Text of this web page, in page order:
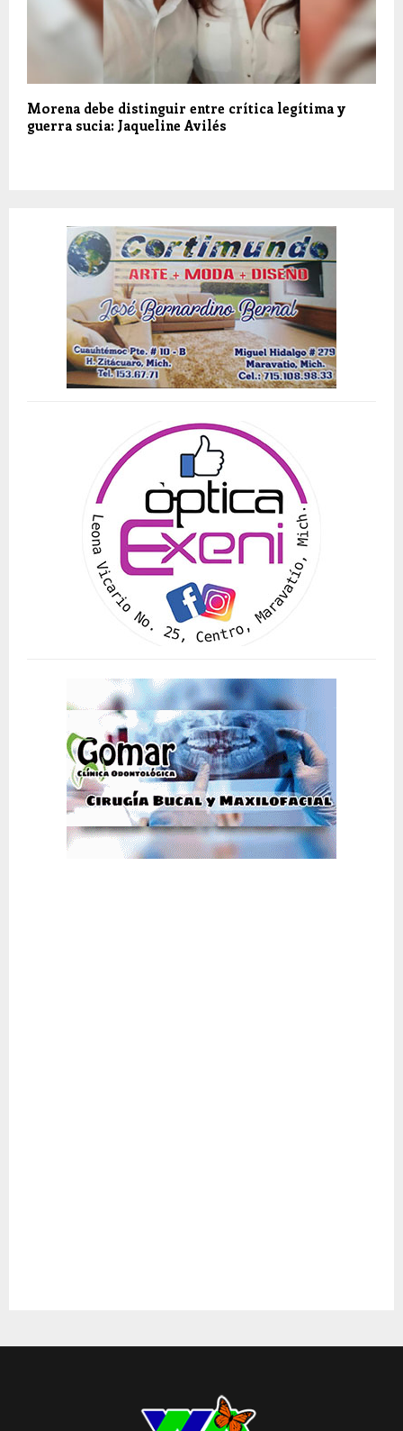
Morena debe distinguir entre crítica legítima y
guerra sucia: Jaqueline Avilés